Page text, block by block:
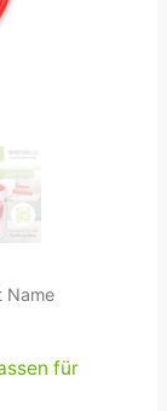
Name
für